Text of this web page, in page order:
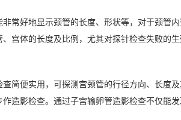
好地显示颈管的长度、形状等，对于颈管内
宫体的长度及比例，尤其对探针检查失败的
便实用，可探测宫颈管的行径方向、长度
造影检查。通过子宫输卵管造影检查不仅能